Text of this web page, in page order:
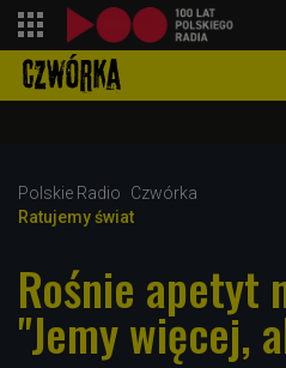
Polskie Radio
Czwórka
Ratujemy świat
Rośnie apetyt
"Jemy więcej,